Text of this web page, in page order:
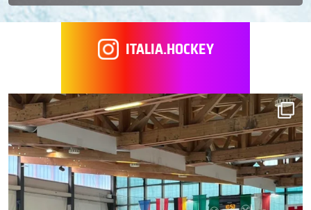
ITALIA.HOCKEY